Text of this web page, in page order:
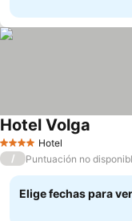
4 EstrellasHotel
Hotel Volga
/ Puntuación no
Elige fechas para